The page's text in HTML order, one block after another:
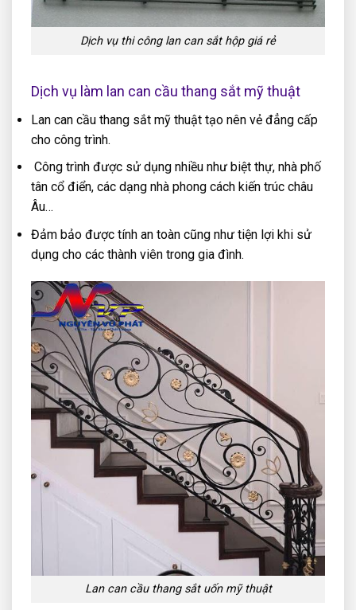
Dịch vụ thi công lan can sắt hộp giá rẻ
Dịch vụ làm lan can cầu thang sắt mỹ thuật
Lan can cầu thang sắt mỹ thuật tạo nên vẻ đẳng cấp
cho công trình.
Công trình được sử dụng nhiều như biệt thự, nhà phố
tân cổ điển, các dạng nhà phong cách kiến trúc châu
Âu…
Đảm bảo được tính an toàn cũng như tiện lợi khi sử
dụng cho các thành viên trong gia đình.
Lan can cầu thang sắt uốn mỹ thuật